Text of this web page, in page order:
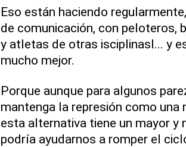
Eso están haciendo
de comunicación, con peloteros,
y atletas de otras isciplinasl... y
mucho mejor.
Porque aunque para algunos
mantenga la represión como una
esta alternativa tiene un mayor y
podría ayudarnos a romper el